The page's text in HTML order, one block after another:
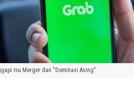
Isu Merger dan “Dominasi Asing”